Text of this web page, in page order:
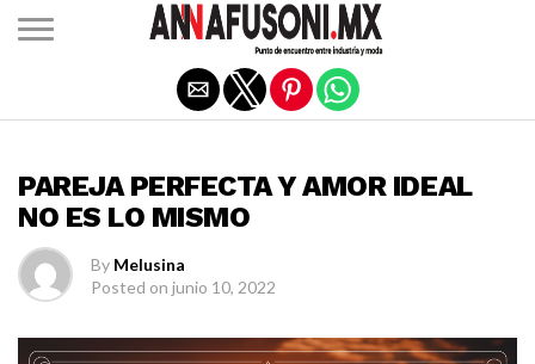
PAREJA PERFECTA Y AMOR IDEAL
NO ES LO MISMO
By Melusina
Posted on junio 10, 2022
Salir de la versión móvil